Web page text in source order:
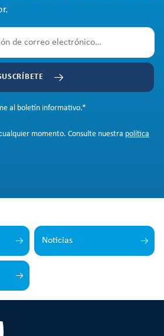
al boletín informativo.*
momento. Consulte nuestra política
Noticias